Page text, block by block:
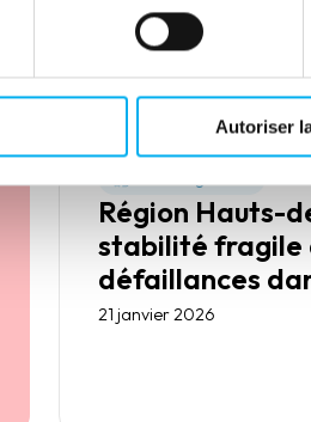
Autoriser
Région Hauts-
stabilité fragile
défaillances
de
21 janvier 2026